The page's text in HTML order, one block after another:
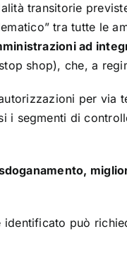
transitorie
tra tutte le
ad
shop), che, a
per via
i segmenti di
identificato può